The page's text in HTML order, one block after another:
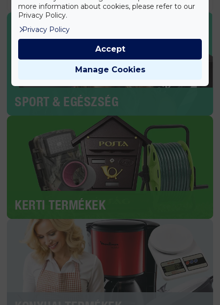
SPORT & EGÉSZSÉG
KERTI TERMÉKEK
more information about cookies, please refer to our
Privacy Policy.
Privacy Policy
Manage Cookies
Accept